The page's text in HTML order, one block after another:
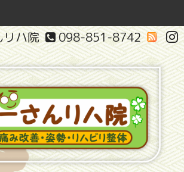
098-851-8742
ハ院